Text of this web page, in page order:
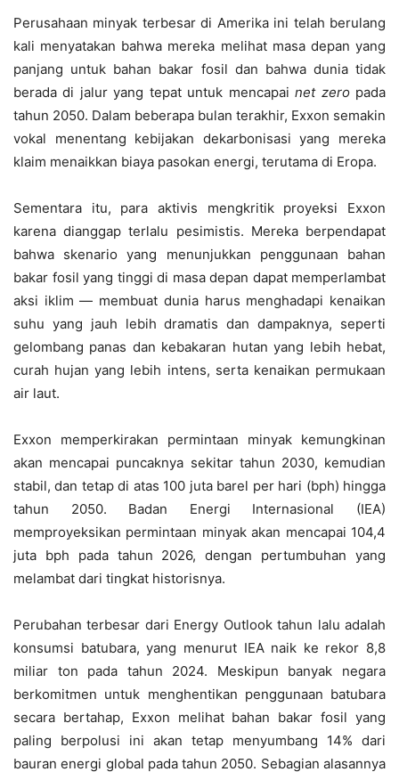
Perusahaan minyak terbesar di Amerika ini telah berulang
kali menyatakan bahwa mereka melihat masa depan yang
panjang untuk bahan bakar fosil dan bahwa dunia tidak
berada di jalur yang tepat untuk mencapainet zeropada
tahun 2050. Dalam beberapa bulan terakhir, Exxon semakin
vokal menentang kebijakan dekarbonisasi yang mereka
klaim menaikkan biaya pasokan energi, terutama di Eropa.
Sementara itu, para aktivis mengkritik proyeksi Exxon
karena dianggap terlalu pesimistis. Mereka berpendapat
bahwa skenario yang menunjukkan penggunaan bahan
bakar fosil yang tinggi di masa depan dapat memperlambat
aksi iklim — membuat dunia harus menghadapi kenaikan
suhu yang jauh lebih dramatis dan dampaknya, seperti
gelombang panas dan kebakaran hutan yang lebih hebat,
curah hujan yang lebih intens, serta kenaikan permukaan
air laut.
Exxon memperkirakan permintaan minyak kemungkinan
akan mencapai puncaknya sekitar tahun 2030, kemudian
stabil, dan tetap di atas 100 juta barel per hari (bph) hingga
tahun 2050. Badan Energi Internasional (IEA)
memproyeksikan permintaan minyak akan mencapai 104,4
juta bph pada tahun 2026, dengan pertumbuhan yang
melambat dari tingkat historisnya.
Perubahan terbesar dari Energy Outlook tahun lalu adalah
konsumsi batubara, yang menurut IEA naik ke rekor 8,8
miliar ton pada tahun 2024. Meskipun banyak negara
berkomitmen untuk menghentikan penggunaan batubara
secara bertahap, Exxon melihat bahan bakar fosil yang
paling berpolusi ini akan tetap menyumbang 14% dari
bauran energi global pada tahun 2050. Sebagian alasannya